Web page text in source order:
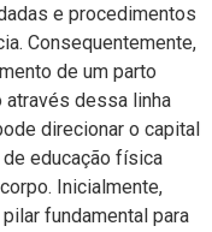
e procedimentos
Consequentemente,
de um parto
através dessa linha
direcionar o capital
educação física
Inicialmente,
fundamental para